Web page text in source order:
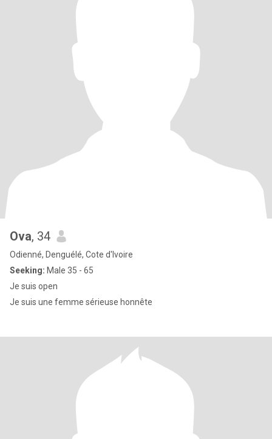
Ova, 34
Odienné, Denguélé, Cote d'Ivoire
Seeking: Male 35 - 65
Je suis open
Je suis une femme sérieuse honnête